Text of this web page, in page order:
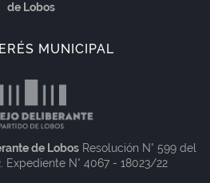
de Lobos
MUNICIPAL
de Lobos Resolución N° 599 del
Expediente N° 4067 - 18023/22